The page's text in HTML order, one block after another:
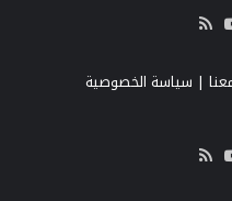
‫YouTube
RSS
| سياسة الخصوصية
‫YouTube